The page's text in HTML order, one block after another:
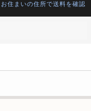
お住まいの住所で送料を確認